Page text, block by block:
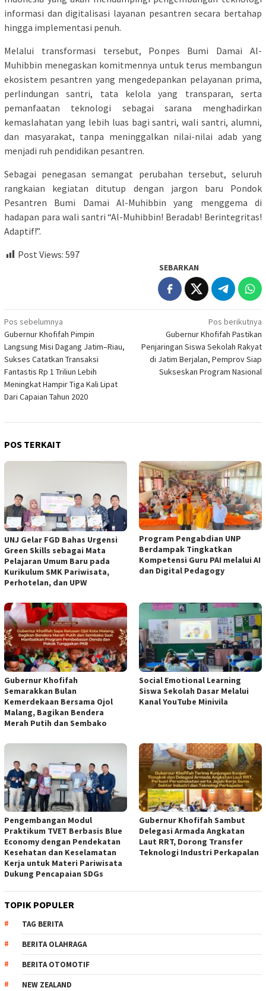
informasi dan digitalisasi layanan pesantren secara bertahap
hingga implementasi penuh.
Melalui transformasi tersebut, Ponpes Bumi Damai Al-
Muhibbin menegaskan komitmennya untuk terus membangun
ekosistem pesantren yang mengedepankan pelayanan prima,
perlindungan santri, tata kelola yang transparan, serta
pemanfaatan teknologi sebagai sarana menghadirkan
kemaslahatan yang lebih luas bagi santri, wali santri, alumni,
dan masyarakat, tanpa meninggalkan nilai-nilai adab yang
menjadi ruh pendidikan pesantren.
Sebagai penegasan semangat perubahan tersebut, seluruh
rangkaian kegiatan ditutup dengan jargon baru Pondok
Pesantren Bumi Damai Al-Muhibbin yang menggema di
hadapan para wali santri “Al-Muhibbin! Beradab! Berintegritas!
Adaptif!”.
Post Views: 597
SEBARKAN
Navigasi
pos
Pos sebelumnya
Gubernur Khofifah Pimpin
Langsung Misi Dagang Jatim–Riau,
Sukses Catatkan Transaksi
Fantastis Rp 1 Triliun Lebih
Meningkat Hampir Tiga Kali Lipat
Dari Capaian Tahun 2020
Pos berikutnya
Gubernur Khofifah Pastikan
Penjaringan Siswa Sekolah Rakyat
di Jatim Berjalan, Pemprov Siap
Sukseskan Program Nasional
POS TERKAIT
UNJ Gelar FGD Bahas Urgensi
Green Skills sebagai Mata
Pelajaran Umum Baru pada
Kurikulum SMK Pariwisata,
Perhotelan, dan UPW
Program Pengabdian UNP
Berdampak Tingkatkan
Kompetensi Guru PAI melalui AI
dan Digital Pedagogy
Gubernur Khofifah
Semarakkan Bulan
Kemerdekaan Bersama Ojol
Malang, Bagikan Bendera
Merah Putih dan Sembako
Social Emotional Learning
Siswa Sekolah Dasar Melalui
Kanal YouTube Minivila
Pengembangan Modul
Praktikum TVET Berbasis Blue
Economy dengan Pendekatan
Kesehatan dan Keselamatan
Kerja untuk Materi Pariwisata
Dukung Pencapaian SDGs
Gubernur Khofifah Sambut
Delegasi Armada Angkatan
Laut RRT, Dorong Transfer
Teknologi Industri Perkapalan
TOPIK POPULER
TAG BERITA
BERITA OLAHRAGA
BERITA OTOMOTIF
NEW ZEALAND